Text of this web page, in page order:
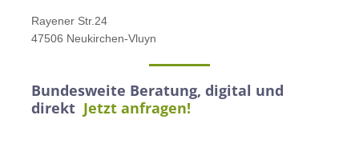
Rayener Str.24
47506 Neukirchen-Vluyn
Bundesweite Beratung, digital und
direkt Jetzt anfragen!